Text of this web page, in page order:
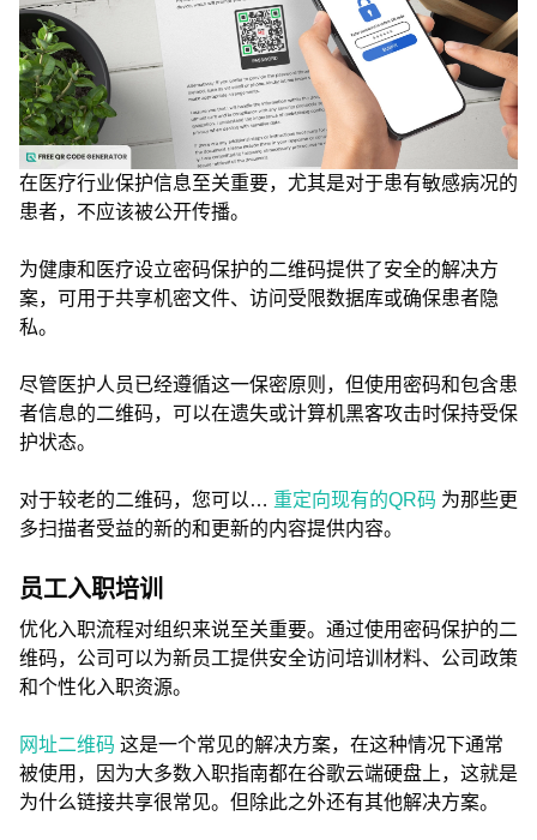
在医疗行业保护信息至关重要，尤其是对于患有敏感病况的
患者，不应该被公开传播。
为健康和医疗设立密码保护的二维码提供了安全的解决方
案，可用于共享机密文件、访问受限数据库或确保患者隐
私。
尽管医护人员已经遵循这一保密原则，但使用密码和包含患
者信息的二维码，可以在遗失或计算机黑客攻击时保持受保
护状态。
对于较老的二维码，您可以… 重定向现有的QR码 为那些更
多扫描者受益的新的和更新的内容提供内容。
员工入职培训
优化入职流程对组织来说至关重要。通过使用密码保护的二
维码，公司可以为新员工提供安全访问培训材料、公司政策
和个性化入职资源。
网址二维码 这是一个常见的解决方案，在这种情况下通常
被使用，因为大多数入职指南都在谷歌云端硬盘上，这就是
为什么链接共享很常见。但除此之外还有其他解决方案。